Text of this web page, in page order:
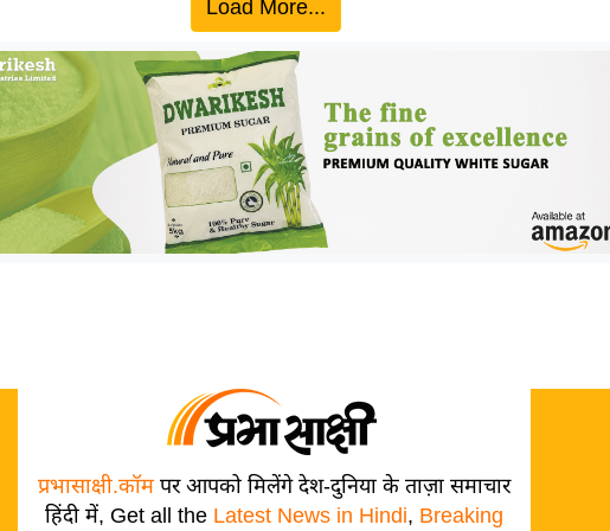
Load More...
प्रभासाक्षी.कॉमपर आपको मिलेंगे देश-दुनिया के ताज़ा समाचार
हिंदी में, Get all the Latest News in Hindi, Breaking